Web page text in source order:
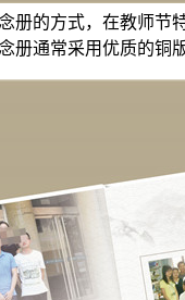
册的方式，在教师
册通常采用优质的铜